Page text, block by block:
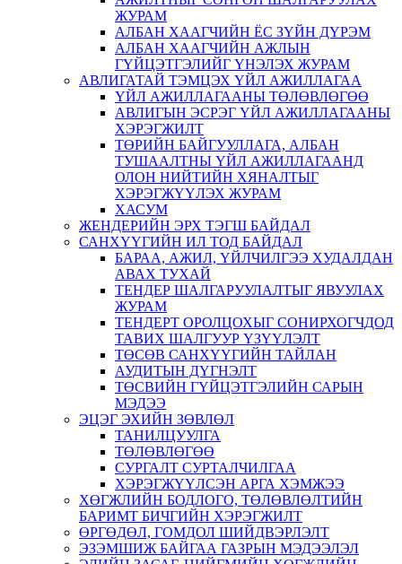
ЖУРАМ
АЛБАН ХААГЧИЙН ЁС ЗҮЙН ДҮРЭМ
АЛБАН ХААГЧИЙН АЖЛЫН
ГҮЙЦЭТГЭЛИЙГ ҮНЭЛЭХ ЖУРАМ
АВЛИГАТАЙ ТЭМЦЭХ ҮЙЛ АЖИЛЛАГАА
ҮЙЛ АЖИЛЛАГААНЫ ТӨЛӨВЛӨГӨӨ
АВЛИГЫН ЭСРЭГ ҮЙЛ АЖИЛЛАГААНЫ
ХЭРЭГЖИЛТ
ТӨРИЙН БАЙГУУЛЛАГА, АЛБАН
ТУШААЛТНЫ ҮЙЛ АЖИЛЛАГААНД
ОЛОН НИЙТИЙН ХЯНАЛТЫГ
ХЭРЭГЖҮҮЛЭХ ЖУРАМ
ХАСУМ
ЖЕНДЕРИЙН ЭРХ ТЭГШ БАЙДАЛ
САНХҮҮГИЙН ИЛ ТОД БАЙДАЛ
БАРАА, АЖИЛ, ҮЙЛЧИЛГЭЭ ХУДАЛДАН
АВАХ ТУХАЙ
ТЕНДЕР ШАЛГАРУУЛАЛТЫГ ЯВУУЛАХ
ЖУРАМ
ТЕНДЕРТ ОРОЛЦОХЫГ СОНИРХОГЧДОД
ТАВИХ ШАЛГУУР ҮЗҮҮЛЭЛТ
ТӨСӨВ САНХҮҮГИЙН ТАЙЛАН
АУДИТЫН ДҮГНЭЛТ
ТӨСВИЙН ГҮЙЦЭТГЭЛИЙН САРЫН
МЭДЭЭ
ЭЦЭГ ЭХИЙН ЗӨВЛӨЛ
ТАНИЛЦУУЛГА
ТӨЛӨВЛӨГӨӨ
СУРГАЛТ СУРТАЛЧИЛГАА
ХЭРЭГЖҮҮЛСЭН АРГА ХЭМЖЭЭ
ХӨГЖЛИЙН БОДЛОГО, ТӨЛӨВЛӨЛТИЙН
БАРИМТ БИЧГИЙН ХЭРЭГЖИЛТ
ӨРГӨДӨЛ, ГОМДОЛ ШИЙДВЭРЛЭЛТ
ЭЗЭМШИЖ БАЙГАА ГАЗРЫН МЭДЭЭЛЭЛ